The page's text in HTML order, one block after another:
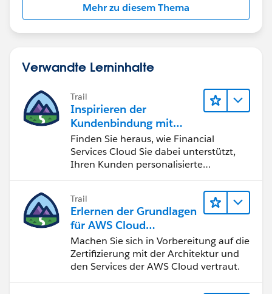
Mehr zu diesem Thema
Verwandte Lerninhalte
Trail
Inspirieren der
Kundenbindung mit
Financial Services Cloud
Finden Sie heraus, wie Financial
Services Cloud Sie dabei unterstützt,
Ihren Kunden personalisierte
Trail
Erlernen der Grundlagen
für AWS Cloud
Practitioner
Machen Sie sich in Vorbereitung auf die
Zertifizierung mit der Architektur und
den Services der AWS Cloud vertraut.